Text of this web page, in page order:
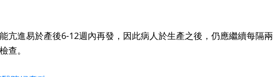
進易於產後6-12週內再發，因此病人於生產之後，仍應繼續每隔兩
查。